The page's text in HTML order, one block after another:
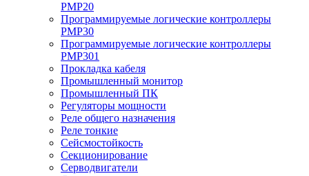
PMP20
Программируемые логические контроллеры
PMP30
Программируемые логические контроллеры
PMP301
Прокладка кабеля
Промышленный монитор
Промышленный ПК
Регуляторы мощности
Реле общего назначения
Реле тонкие
Сейсмостойкость
Секционирование
Серводвигатели